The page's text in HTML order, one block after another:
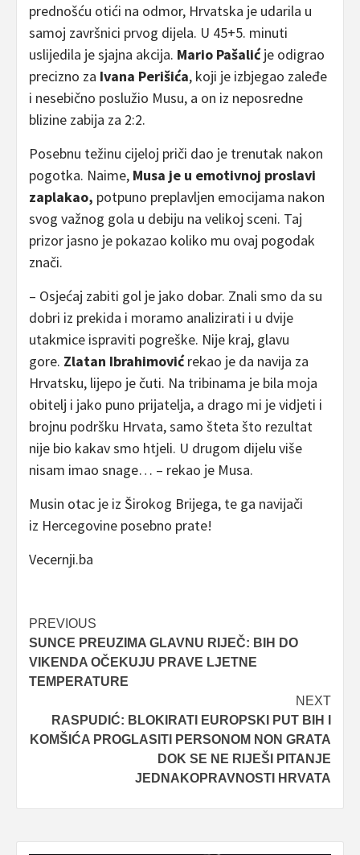
prednošću otići na odmor, Hrvatska je udarila u
samoj završnici prvog dijela. U 45+5. minuti
uslijedila je sjajna akcija. Mario Pašalićje odigrao
precizno za Ivana Perišića, koji je izbjegao zaleđe
i nesebično poslužio Musu, a on iz neposredne
blizine zabija za 2:2.
Posebnu težinu cijeloj priči dao je trenutak nakon
pogotka. Naime, Musa je u emotivnoj proslavi
zaplakao, potpuno preplavljen emocijama nakon
svog važnog gola u debiju na velikoj sceni. Taj
prizor jasno je pokazao koliko mu ovaj pogodak
znači.
– Osjećaj zabiti gol je jako dobar. Znali smo da su
dobri iz prekida i moramo analizirati i u dvije
utakmice ispraviti pogreške. Nije kraj, glavu
gore. Zlatan Ibrahimovićrekao je da navija za
Hrvatsku, lijepo je čuti. Na tribinama je bila moja
obitelj i jako puno prijatelja, a drago mi je vidjeti i
brojnu podršku Hrvata, samo šteta što rezultat
nije bio kakav smo htjeli. U drugom dijelu više
nisam imao snage… – rekao je Musa.
Musin otac je iz Širokog Brijega, te ga navijači
iz Hercegovine posebno prate!
Vecernji.ba
Post
navigation
PREVIOUS
SUNCE PREUZIMA GLAVNU RIJEČ: BIH DO
VIKENDA OČEKUJU PRAVE LJETNE
TEMPERATURE
NEXT
RASPUDIĆ: BLOKIRATI EUROPSKI PUT BIH I
KOMŠIĆA PROGLASITI PERSONOM NON GRATA
DOK SE NE RIJEŠI PITANJE
JEDNAKOPRAVNOSTI HRVATA